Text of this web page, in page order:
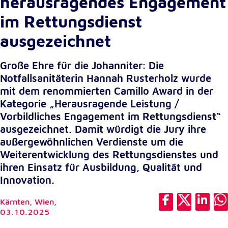
im Rettungsdienst
ausgezeichnet
Große Ehre für die Johanniter: Die
Notfallsanitäterin Hannah Rusterholz wurde
mit dem renommierten Camillo Award in der
Kategorie „Herausragende Leistung /
Vorbildliches Engagement im Rettungsdienst“
ausgezeichnet. Damit würdigt die Jury ihre
außergewöhnlichen Verdienste um die
Weiterentwicklung des Rettungsdienstes und
ihren Einsatz für Ausbildung, Qualität und
Innovation.
Kärnten, Wien,
03.10.2025
unsere Besucher unsere Website nutzen.
Google Analytics
_ga, _gid, _gac_gb_
Anbieter:
Google LLC
Zweck:
Erhebung von Statistiken zur Website-Nutzung
Cookie Laufzeit:
24 Stunden - 2 Jahre
Google Tag Manager
Anbieter:
Google LLC